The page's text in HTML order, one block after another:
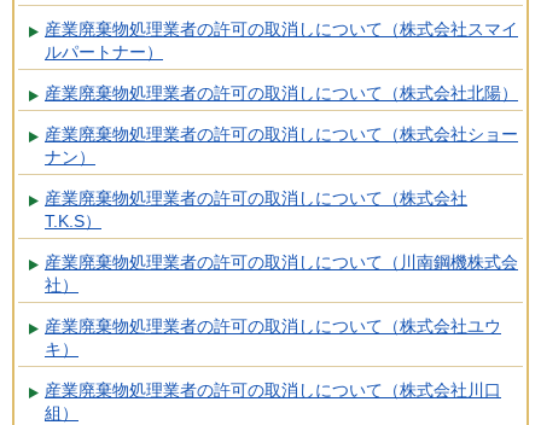
産業廃棄物処理業者の許可の取消しについて（株式会社スマイ
ルパートナー）
産業廃棄物処理業者の許可の取消しについて（株式会社北陽）
産業廃棄物処理業者の許可の取消しについて（株式会社ショー
ナン）
産業廃棄物処理業者の許可の取消しについて（株式会社
T.K.S）
産業廃棄物処理業者の許可の取消しについて（川南鋼機株式会
社）
産業廃棄物処理業者の許可の取消しについて（株式会社ユウ
キ）
産業廃棄物処理業者の許可の取消しについて（株式会社川口
組）